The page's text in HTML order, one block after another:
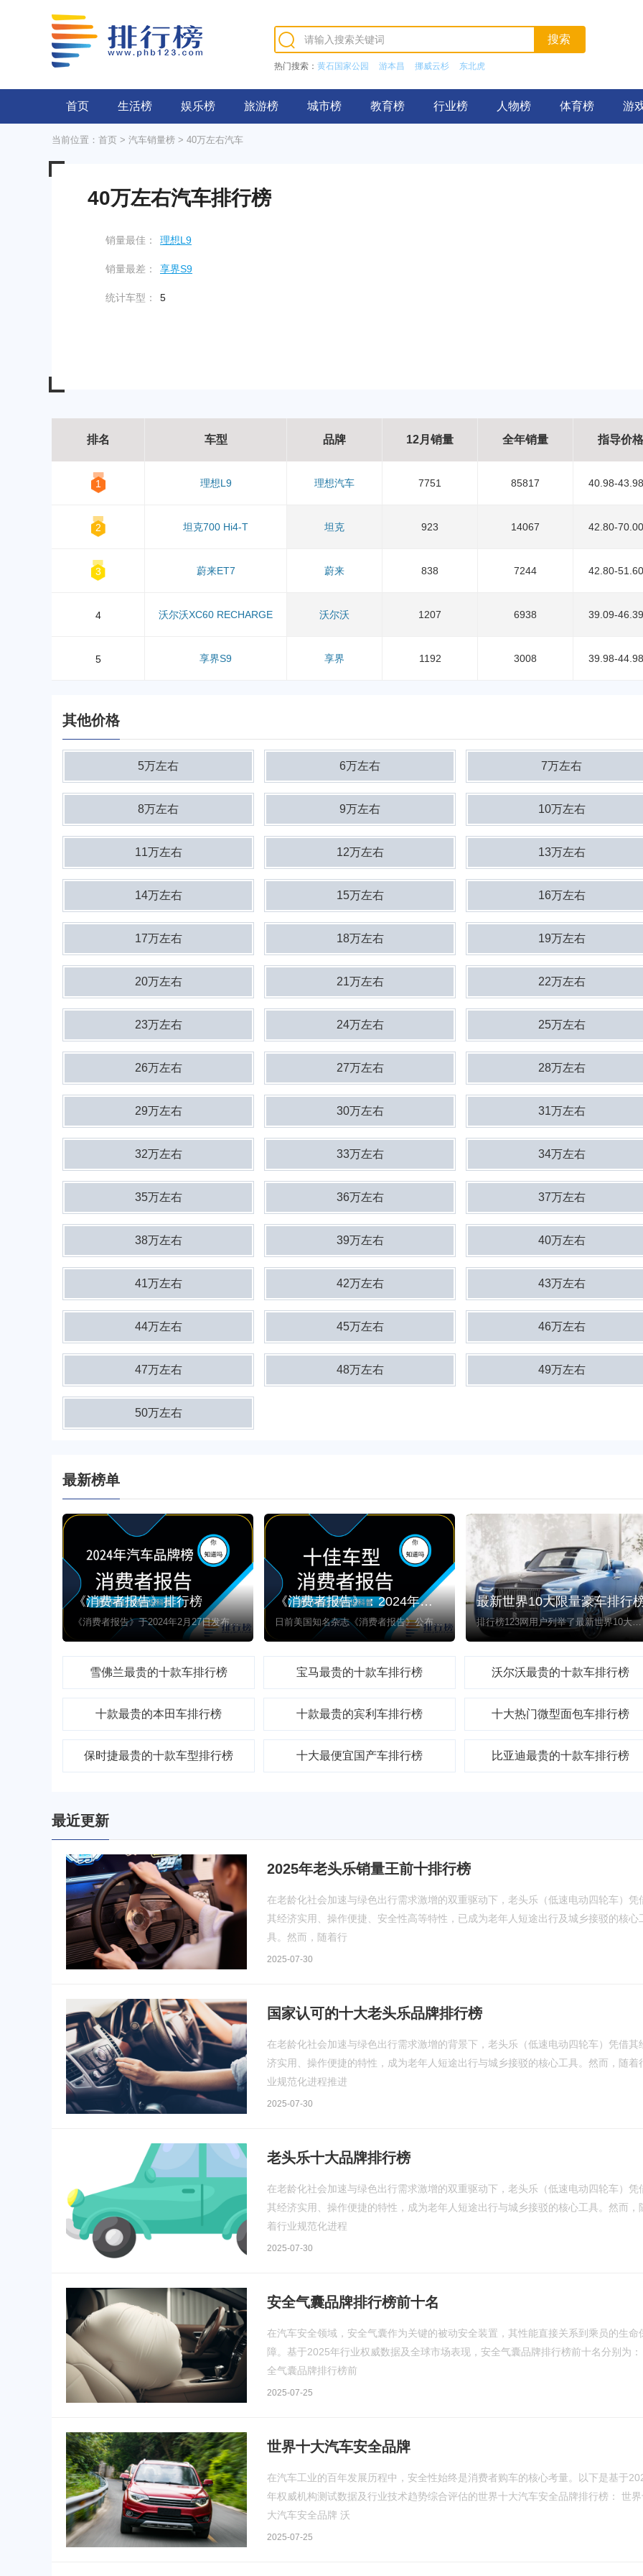
热门搜索： 黄石国家公园 游本昌 挪威云杉 东北虎
首页 生活榜 娱乐榜 旅游榜 城市榜 教育榜 行业榜 人物榜 体育榜 游
当前位置： 首页 > 汽车销量榜 > 40万左右汽车
40万左右汽车排行榜
销量最佳： 理想L9
销量最差： 享界S9
统计车型： 5
排名 车型 品牌 12月销量 全年销量 指导价格
1 理想L9 理想汽车 7751 85817 40.98-
2 坦克700 Hi4-T 坦克 923 14067 42.80-
3 蔚来ET7 蔚来 838 7244 42.80-
4 沃尔沃XC60 RECHARGE 沃尔沃 1207 6938 39.09-
5 享界S9 享界 1192 3008 39.98-
其他价格
5万左右 6万左右 7万左右
8万左右 9万左右 10万左右
11万左右 12万左右 13万左右
14万左右 15万左右 16万左右
17万左右 18万左右 19万左右
20万左右 21万左右 22万左右
23万左右 24万左右 25万左右
26万左右 27万左右 28万左右
29万左右 30万左右 31万左右
32万左右 33万左右 34万左右
35万左右 36万左右 37万左右
38万左右 39万左右 40万左右
41万左右 42万左右 43万左右
44万左右 45万左右 46万左右
47万左右 48万左右 49万左右
50万左右
最新榜单
《消费者报告》排行榜
《消费者报告》于2024年2月27日发布年度汽车品牌与最佳车型排行，宝马荣获榜首，特斯拉Model Y为顶级纯电动车。综合排行考量了34个品牌的路测成绩、可靠性预测、车主满意度及安全性。该机构年检评估约50款新车，并在多个级别类别中选出佼佼者，强调安全与环保。汽车测试高级总监Jake Fisher称，品牌排名基于旗下车型的平均表现。
《消费者报告》：2024年十大最佳车型排行榜
日前美国知名杂志《消费者报告》公布了2024年十大最佳车型，包括斯巴鲁、丰田、马自达、福特、特斯拉和宝马等品牌。丰田品牌以四种混合动力及插电式车型领跑，斯巴鲁有两款上榜。特斯拉Model Y替代Model 3首次被评为最佳电动车，这得益于其在美销量突出以及其充电网络的可靠性。下面是排行榜123网整理的上榜的10款汽车。
最新世界10大限量豪车排行
排行榜123网用户列举了最新世界10大限量豪车排行榜，为您推荐全球限量版豪车排名，其中包括劳斯莱斯浮影、布加迪La Voiture Noire、帕加尼Zonda HP Barchetta等世界上最好的豪车，告诉您全球限量版豪车有哪些，世界十大豪车排行榜均为用户票选，供您参考。
雪佛兰最贵的十款车排行榜 宝马最贵的十款车排行榜 沃尔沃最贵的十款车排行榜
十款最贵的本田车排行榜 十款最贵的宾利车排行榜 十大热门微型面包车排行榜
保时捷最贵的十款车型排行榜 十大最便宜国产车排行榜 比亚迪最贵的十款车排行榜
最近更新
2025年老头乐销量王前十排行榜
在老龄化社会加速与绿色出行需求激增的双重驱动下，老头乐（低速电动四轮车）凭
其经济实用、操作便捷、安全性高等特性，已成为老年人短途出行及城乡接驳的核心
具。然而，随着行
2025-07-30
国家认可的十大老头乐品牌排行榜
在老龄化社会加速与绿色出行需求激增的背景下，老头乐（低速电动四轮车）凭借其
济实用、操作便捷的特性，成为老年人短途出行与城乡接驳的核心工具。然而，随着
业规范化进程推进
2025-07-30
老头乐十大品牌排行榜
在老龄化社会加速与绿色出行需求激增的双重驱动下，老头乐（低速电动四轮车）凭
其经济实用、操作便捷的特性，成为老年人短途出行与城乡接驳的核心工具。然而，
着行业规范化进程
2025-07-30
安全气囊品牌排行榜前十名
在汽车安全领域，安全气囊作为关键的被动安全装置，其性能直接关系到乘员的生命
障。基于2025年行业权威数据及全球市场表现，安全气囊品牌排行榜前十名分别为
全气囊品牌排行榜前
2025-07-25
世界十大汽车安全品牌
在汽车工业的百年发展历程中，安全性始终是消费者购车的核心考量。以下是基于
年权威机构测试数据及行业技术趋势综合评估的世界十大汽车安全品牌排行榜： 世
大汽车安全品牌 沃
2025-07-25